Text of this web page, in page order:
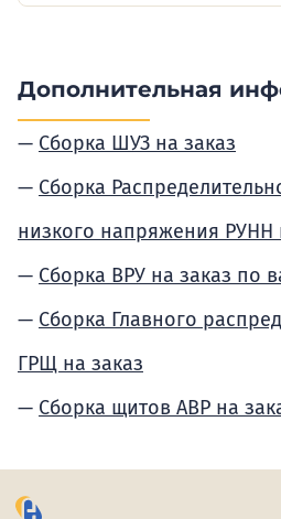
Дополнительная
Сборка ШУЗ на заказ
Сборка
низкого напряжения РУНН
Сборка ВРУ на заказ по
Сборка Главного
ГРЩ на заказ
Сборка щитов АВР на